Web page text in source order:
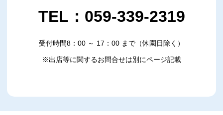
TEL：059-339-2319
受付時間8：00 ～ 17：00 まで（休園日除く）
※出店等に関するお問合せは別にページ記載